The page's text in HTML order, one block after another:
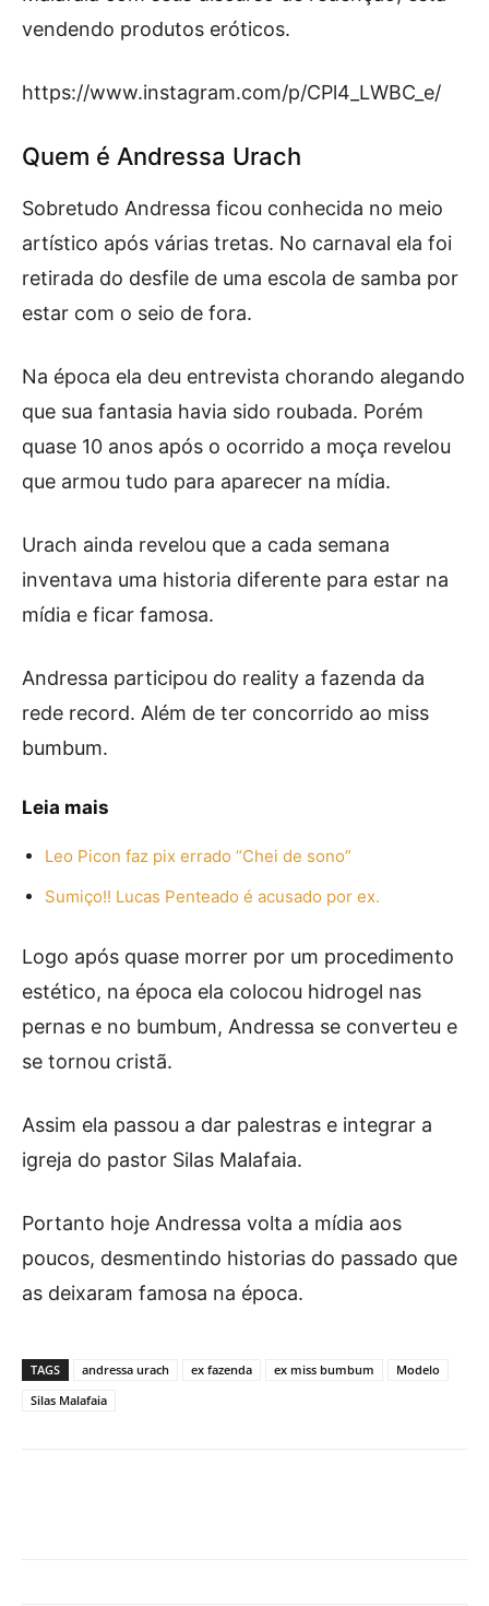
vendendo produtos eróticos.
https://www.instagram.com/p/CPl4_LWBC_e/
Quem é Andressa Urach
Sobretudo Andressa ficou conhecida no meio
artístico após várias tretas. No carnaval ela foi
retirada do desfile de uma escola de samba por
estar com o seio de fora.
Na época ela deu entrevista chorando alegando
que sua fantasia havia sido roubada. Porém
quase 10 anos após o ocorrido a moça revelou
que armou tudo para aparecer na mídia.
Urach ainda revelou que a cada semana
inventava uma historia diferente para estar na
mídia e ficar famosa.
Andressa participou do reality a fazenda da
rede record. Além de ter concorrido ao miss
bumbum.
Leia mais
Leo Picon faz pix errado “Chei de sono”
Sumiço!! Lucas Penteado é acusado por ex.
Logo após quase morrer por um procedimento
estético, na época ela colocou hidrogel nas
pernas e no bumbum, Andressa se converteu e
se tornou cristã.
Assim ela passou a dar palestras e integrar a
igreja do pastor Silas Malafaia.
Portanto hoje Andressa volta a mídia aos
poucos, desmentindo historias do passado que
as deixaram famosa na época.
TAGS andressa urach ex fazenda ex miss bumbum
Modelo
Silas Malafaia